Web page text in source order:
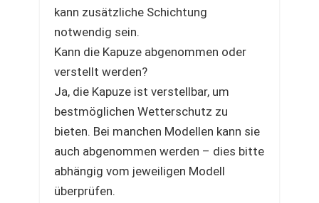
kann zusätzliche Schichtung
notwendig sein.
Kann die Kapuze abgenommen oder
verstellt werden?
Ja, die Kapuze ist verstellbar, um
bestmöglichen Wetterschutz zu
bieten. Bei manchen Modellen kann sie
auch abgenommen werden – dies bitte
abhängig vom jeweiligen Modell
überprüfen.